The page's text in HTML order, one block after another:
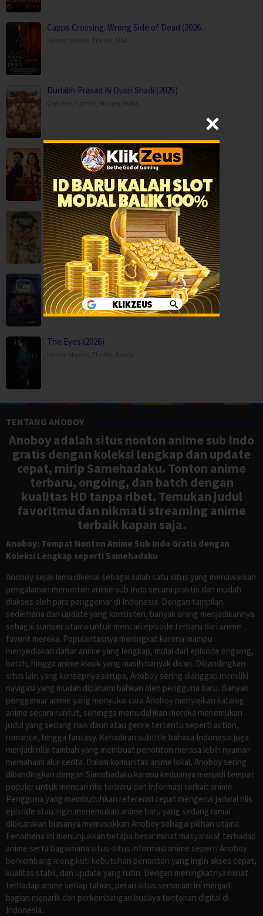
Capps Crossing: Wrong Side of Dead (2026…
Durlabh Prasad Ki Dusri Shadi (2025)
Ginny Wedss Sunny 2 (2026)
Comedy,Drama,Romance,India
Manila’s Finest (2025)
Action,Crime,Movies,Thriller,Philippines
Storm on Sesame Street (2026)
Animation,Family,Movies,
The Eyes (2026)
TENTANG ANOBOY
Anoboy adalah situs nonton anime sub Indo
gratis dengan koleksi lengkap dan update
cepat, mirip Samehadaku. Tonton anime
terbaru, ongoing, dan batch dengan
kualitas HD tanpa ribet. Temukan judul
favoritmu dan nikmati streaming anime
terbaik kapan saja.
Anoboy: Tempat Nonton Anime Sub Indo Gratis dengan
Koleksi Lengkap seperti Samehadaku
Anoboy sejak lama dikenal sebagai salah satu situs yang menawarkan
pengalaman menonton anime sub Indo secara praktis dan mudah
diakses oleh para penggemar di Indonesia. Dengan tampilan
sederhana dan update yang konsisten, banyak orang menjadikannya
sebagai sumber utama untuk mencari episode terbaru dari anime
favorit mereka. Popularitasnya meningkat karena mampu
menyediakan daftar anime yang lengkap, mulai dari episode ongoing,
batch, hingga anime klasik yang masih banyak dicari. Dibandingkan
situs lain yang konsepnya serupa, Anoboy sering dianggap memiliki
navigasi yang mudah dipahami bahkan oleh pengguna baru. Banyak
penggemar anime yang menyukai cara Anoboy menyajikan katalog
anime secara runtut, sehingga memudahkan mereka menemukan
judul yang sedang naik daun atau genre tertentu seperti action,
romance, hingga fantasy. Kehadiran subtitle bahasa Indonesia juga
menjadi nilai tambah yang membuat penonton merasa lebih nyaman
memahami alur cerita. Dalam komunitas anime lokal, Anoboy sering
dibandingkan dengan Samehadaku karena keduanya menjadi tempat
populer untuk mencari rilis terbaru dan informasi terkait anime.
Pengguna yang membutuhkan referensi cepat mengenai jadwal rilis
episode atau ingin menemukan anime baru yang sedang ramai
dibicarakan biasanya memasukkan Anoboy sebagai pilihan utama.
Fenomena ini menunjukkan betapa besar minat masyarakat terhadap
anime serta bagaimana situs-situs informasi anime seperti Anoboy
berkembang mengikuti kebutuhan penonton yang ingin akses cepat,
kualitas stabil, dan update yang rutin. Dengan meningkatnya minat
terhadap anime setiap tahun, peran situs semacam ini menjadi
bagian menarik dari perkembangan budaya tontonan digital di
Indonesia.